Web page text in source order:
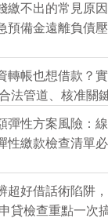
繳不出的常見原
預備金遠離負債
轉帳也想借款？
法管道、核准關
彈性方案風險：
性繳款檢查清單
超好借話術陷阱
貸檢查重點一次